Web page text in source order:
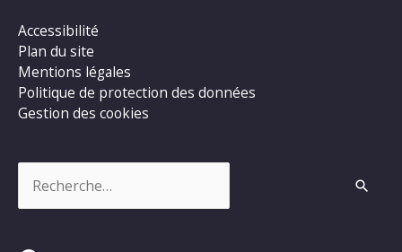
Accessibilité
Plan du site
Mentions légales
Politique de protection des données
Gestion des cookies